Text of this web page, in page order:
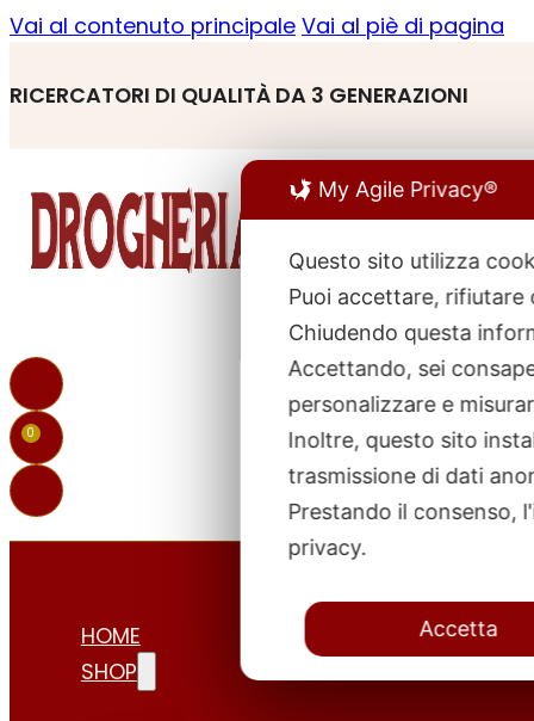
Vai al contenuto principale Vai al piè di pagina
RICERCATORI DI QUALITÀ DA 3 GENERAZIONI
0
HOME
SHOP
My Agile Privacy®
Questo sito utilizza
Puoi accettare, rifiutare
Chiudendo questa
Accettando, sei
personalizzare e
Inoltre, questo sito
trasmissione di dati
Prestando il consenso,
privacy.
Accetta